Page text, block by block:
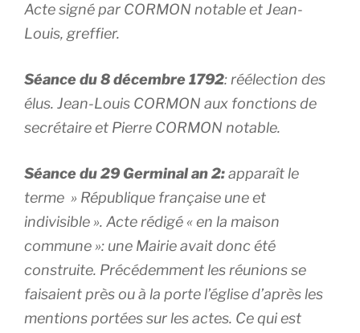
Acte signé par CORMON notable et Jean-
Louis, greffier.
Séance du 8 décembre 1792: réélection des
élus. Jean-Louis CORMON aux fonctions de
secrétaire et Pierre CORMON notable.
Séance du 29 Germinal an 2:apparaît le
terme » République française une et
indivisible ». Acte rédigé « en la maison
commune »: une Mairie avait donc été
construite. Précédemment les réunions se
faisaient près ou à la porte l’église d’après les
mentions portées sur les actes. Ce qui est